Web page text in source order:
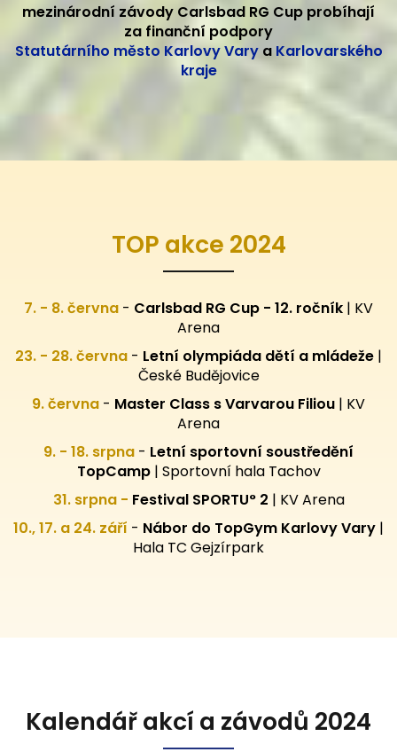
mezinárodní závody Carlsbad RG Cup probíhají
za finanční podpory
Statutárního město Karlovy Varya Karlovarského
kraje
TOP akce 2024
7. - 8. června - Carlsbad RG Cup - 12. ročník | KV
Arena
23. - 28. června - Letní olympiáda dětí a mládeže |
České Budějovice
9. června - Master Class s Varvarou Filiou | KV
Arena
9. - 18. srpna - Letní sportovní soustředění
TopCamp| Sportovní hala Tachov
31. srpna - Festival SPORTU° 2 | KV Arena
10., 17. a 24. září - Nábor do TopGym Karlovy Vary |
Hala TC Gejzírpark
Kalendář akcí a závodů 2024